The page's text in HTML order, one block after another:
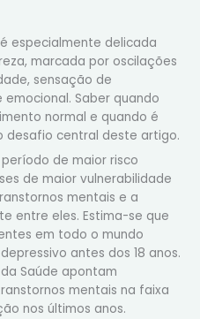
especialmente delicada
marcada por oscilações
sensação de
Saber quando
normal e quando é
desafio central deste artigo.
de maior risco
de maior vulnerabilidade
mentais e a
entre eles. Estima-se que
em todo o mundo
antes dos 18 anos.
Saúde apontam
mentais na faixa
nos últimos anos.